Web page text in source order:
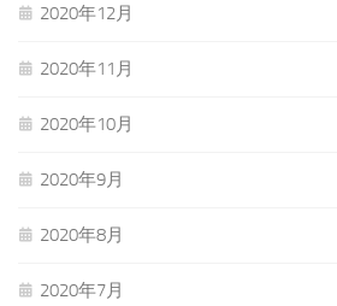
2020年12月
2020年11月
2020年10月
2020年9月
2020年8月
2020年7月